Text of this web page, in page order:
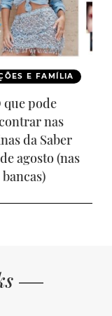
E FAMÍLIA
que pode
nas
da Saber
agosto (nas
bancas)